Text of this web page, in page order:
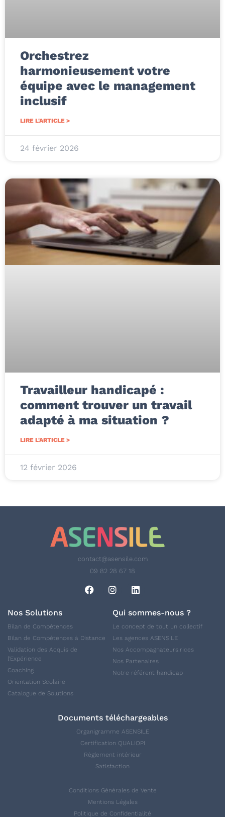
Orchestrez
harmonieusement votre
équipe avec le management
inclusif
LIRE L'ARTICLE >
24 février 2026
Travailleur handicapé :
comment trouver un travail
adapté à ma situation ?
LIRE L'ARTICLE >
12 février 2026
contact@asensile.com
09 82 28 67 18
Nos Solutions
Bilan de Compétences
Bilan de Compétences à Distance
Validation des Acquis de
l'Expérience
Coaching
Orientation Scolaire
Catalogue de Solutions
Qui sommes-nous ?
Le concept de tout un collectif
Les agences ASENSILE
Nos Accompagnateurs.rices
Nos Partenaires
Notre référent handicap
Documents téléchargeables
Organigramme ASENSILE
Certification QUALIOPI
Règlement intérieur
Satisfaction
Conditions Générales de Vente
Mentions Légales
Politique de Confidentialité